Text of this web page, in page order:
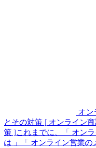
オン
とその対策 [ オンライン
策 ]これまでに、「 オン
は 」「 オンライン営業